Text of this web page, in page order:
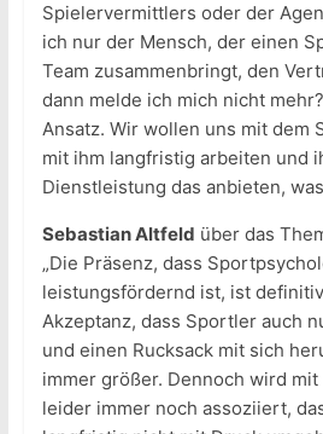
Spielervermittlers oder der
ich nur der Mensch, der einen
Team zusammenbringt, den
dann melde ich mich nicht
Ansatz. Wir wollen uns mit dem
mit ihm langfristig arbeiten und
Dienstleistung das anbieten,
Sebastian Altfeld über das
„Die Präsenz, dass
leistungsfördernd ist, ist
Akzeptanz, dass Sportler auch
und einen Rucksack mit sich
immer größer. Dennoch wird
leider immer noch assoziiert,